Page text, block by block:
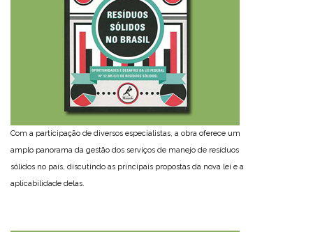
Com a participação de diversos especialistas, a obra oferece um
amplo panorama da gestão dos serviços de manejo de resíduos
sólidos no país, discutindo as principais propostas da nova lei e a
aplicabilidade delas.